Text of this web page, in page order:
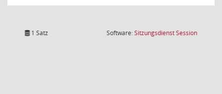
1 Satz Software:SitzungsdienstSession(Wird in